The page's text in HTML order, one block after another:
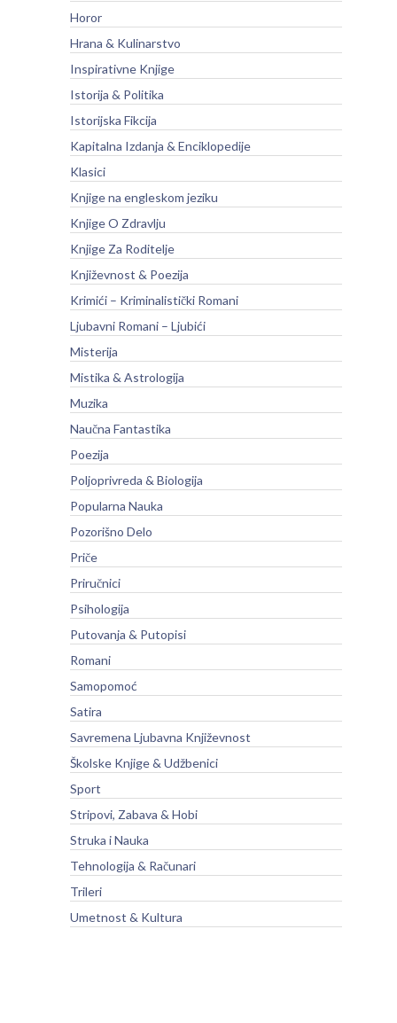
Horor
Hrana & Kulinarstvo
Inspirativne Knjige
Istorija & Politika
Istorijska Fikcija
Kapitalna Izdanja & Enciklopedije
Klasici
Knjige na engleskom jeziku
Knjige O Zdravlju
Knjige Za Roditelje
Književnost & Poezija
Krimići – Kriminalistički Romani
Ljubavni Romani – Ljubići
Misterija
Mistika & Astrologija
Muzika
Naučna Fantastika
Poezija
Poljoprivreda & Biologija
Popularna Nauka
Pozorišno Delo
Priče
Priručnici
Psihologija
Putovanja & Putopisi
Romani
Samopomoć
Satira
Savremena Ljubavna Književnost
Školske Knjige & Udžbenici
Sport
Stripovi, Zabava & Hobi
Struka i Nauka
Tehnologija & Računari
Trileri
Umetnost & Kultura